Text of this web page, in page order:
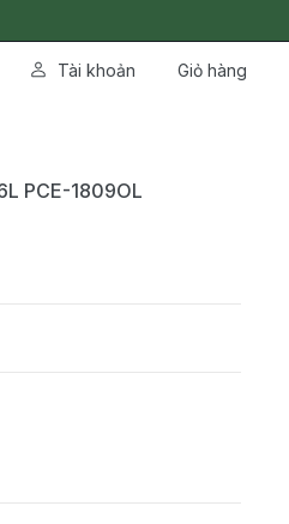
Tài khoản Giỏ hàng
PCE-1809OL